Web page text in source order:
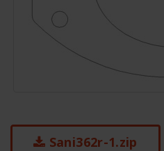
Sani362r-1.zip